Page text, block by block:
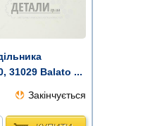
31029 Balato ...
Закінчується